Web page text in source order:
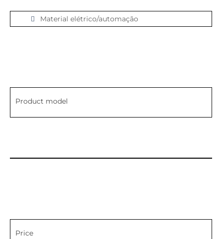
Material elétrico/automação
Product model
Price